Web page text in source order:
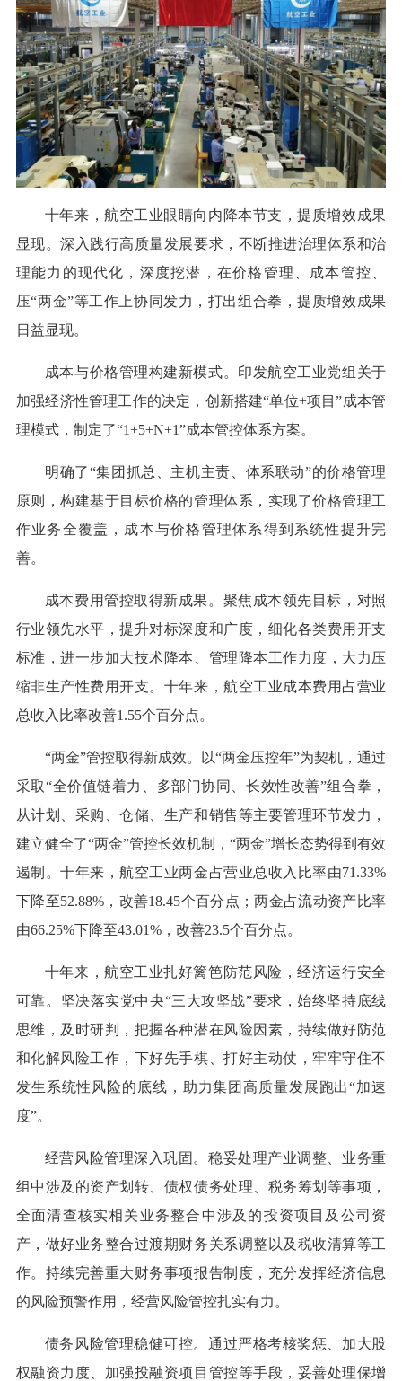
十年来，航空工业眼睛向内降本节支，提质增效成果
显现。深入践行高质量发展要求，不断推进治理体系和治
理能力的现代化，深度挖潜，在价格管理、成本管控、
压“两金”等工作上协同发力，打出组合拳，提质增效成果
日益显现。
成本与价格管理构建新模式。印发航空工业党组关于
加强经济性管理工作的决定，创新搭建“单位+项目”成本管
理模式，制定了“1+5+N+1”成本管控体系方案。
明确了“集团抓总、主机主责、体系联动”的价格管理
原则，构建基于目标价格的管理体系，实现了价格管理工
作业务全覆盖，成本与价格管理体系得到系统性提升完
善。
成本费用管控取得新成果。聚焦成本领先目标，对照
行业领先水平，提升对标深度和广度，细化各类费用开支
标准，进一步加大技术降本、管理降本工作力度，大力压
缩非生产性费用开支。十年来，航空工业成本费用占营业
总收入比率改善1.55个百分点。
“两金”管控取得新成效。以“两金压控年”为契机，通过
采取“全价值链着力、多部门协同、长效性改善”组合拳，
从计划、采购、仓储、生产和销售等主要管理环节发力，
建立健全了“两金”管控长效机制，“两金”增长态势得到有效
遏制。十年来，航空工业两金占营业总收入比率由71.33%
下降至52.88%，改善18.45个百分点；两金占流动资产比率
由66.25%下降至43.01%，改善23.5个百分点。
十年来，航空工业扎好篱笆防范风险，经济运行安全
可靠。坚决落实党中央“三大攻坚战”要求，始终坚持底线
思维，及时研判，把握各种潜在风险因素，持续做好防范
和化解风险工作，下好先手棋、打好主动仗，牢牢守住不
发生系统性风险的底线，助力集团高质量发展跑出“加速
度”。
经营风险管理深入巩固。稳妥处理产业调整、业务重
组中涉及的资产划转、债权债务处理、税务筹划等事项，
全面清查核实相关业务整合中涉及的投资项目及公司资
产，做好业务整合过渡期财务关系调整以及税收清算等工
作。持续完善重大财务事项报告制度，充分发挥经济信息
的风险预警作用，经营风险管控扎实有力。
债务风险管理稳健可控。通过严格考核奖惩、加大股
权融资力度、加强投融资项目管控等手段，妥善处理保增